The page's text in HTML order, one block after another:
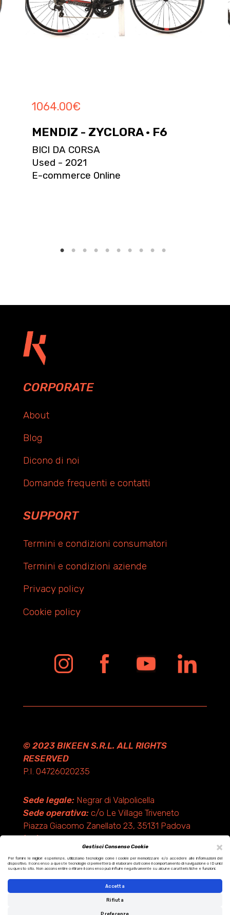
1064.00€
MENDIZ - ZYCLORA · F6
BICI DA CORSA
Used - 2021
E-commerce Online
×
Gestisci Consenso Cookie
Per fornire le migliori esperienze, utilizziamo tecnologie come i cookie per memorizzare e/o accedere alle informazioni del
dispositivo. Il consenso a queste tecnologie ci permetterà di elaborare dati come il comportamento di navigazione o ID unici
su questo sito. Non acconsentire o ritirare il consenso può influire negativamente su alcune caratteristiche e funzioni.
Accetta
Rifiuta
Preferenze
CORPORATE
About
Blog
Dicono di noi
Domande frequenti e contatti
SUPPORT
Termini e condizioni consumatori
Termini e condizioni aziende
Privacy policy
Cookie policy
© 2023 BIKEEN S.R.L. ALL RIGHTS
RESERVED
P.I. 04726020235
Sede legale:Negrar di Valpolicella
Sede operativa:c/o Le Village Triveneto
Piazza Giacomo Zanellato 23, 35131 Padova
(PD)
Design by KF ADV
Development by Italix.net